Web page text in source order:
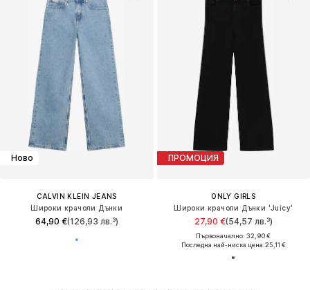
Ново
CALVIN KLEIN JEANS
Широки крачоли Дънки
64,90 €(126,93 лв.³)
ПРОМОЦИЯ
ONLY GIRLS
Широки крачоли Дънки 'Juicy'
27,90 €(54,57 лв.³)
Първоначално: 32,90 €
Последна най-ниска цена:25,11 €